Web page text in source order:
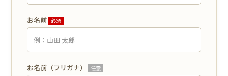
お名前 必須
お名前（フリガナ） 任意